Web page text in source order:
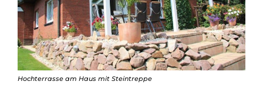
Hochterrasse am Haus mit Steintreppe